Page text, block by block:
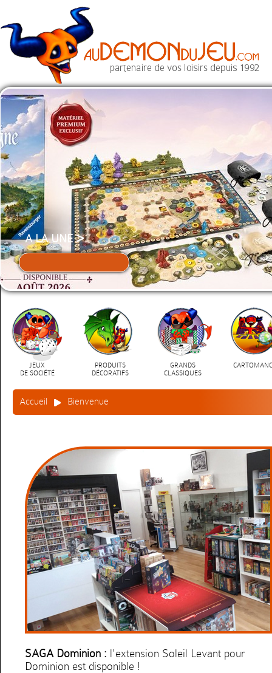
A LA UNE>
JEUX
DE SOCIÉTÉ
PRODUITS
DÉCORATIFS
GRANDS
CLASSIQUES
Accueil Bienvenue
SAGA Dominion : l'extension Soleil Levant pour
Dominion est disponible !